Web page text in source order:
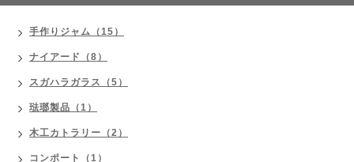
手作りジャム（15）
ナイアード（8）
スガハラガラス（5）
琺瑯製品（1）
木工カトラリー（2）
コンポート（1）